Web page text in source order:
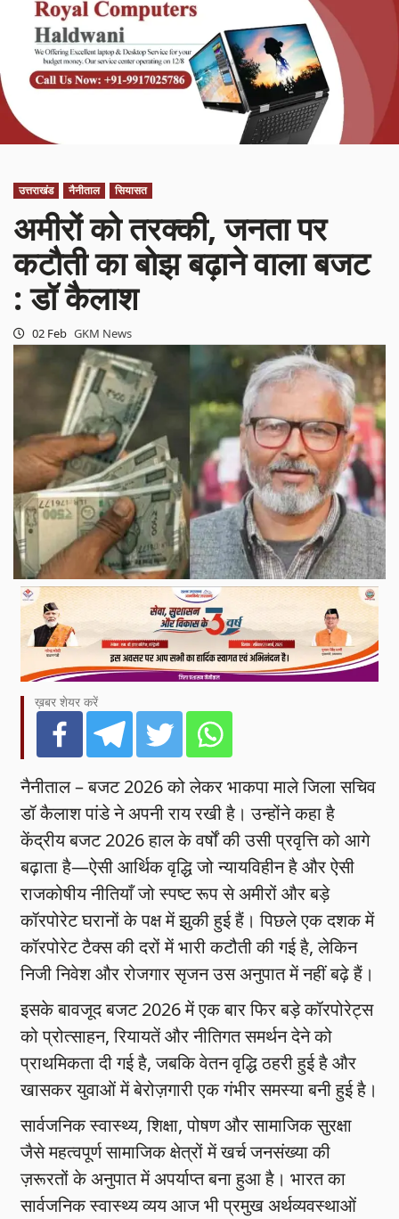
उत्तराखंड नैनीताल सियासत
अमीरों को तरक्की, जनता पर
कटौती का बोझ बढ़ाने वाला बजट
: डॉ कैलाश
02 Feb GKM News
ख़बर शेयर करें
नैनीताल – बजट 2026 को लेकर भाकपा माले जिला सचिव
डॉ कैलाश पांडे ने अपनी राय रखी है। उन्होंने कहा है
केंद्रीय बजट 2026 हाल के वर्षों की उसी प्रवृत्ति को आगे
बढ़ाता है—ऐसी आर्थिक वृद्धि जो न्यायविहीन है और ऐसी
राजकोषीय नीतियाँ जो स्पष्ट रूप से अमीरों और बड़े
कॉरपोरेट घरानों के पक्ष में झुकी हुई हैं। पिछले एक दशक में
कॉरपोरेट टैक्स की दरों में भारी कटौती की गई है, लेकिन
निजी निवेश और रोजगार सृजन उस अनुपात में नहीं बढ़े हैं।
इसके बावजूद बजट 2026 में एक बार फिर बड़े कॉरपोरेट्स
को प्रोत्साहन, रियायतें और नीतिगत समर्थन देने को
प्राथमिकता दी गई है, जबकि वेतन वृद्धि ठहरी हुई है और
खासकर युवाओं में बेरोज़गारी एक गंभीर समस्या बनी हुई है।
सार्वजनिक स्वास्थ्य, शिक्षा, पोषण और सामाजिक सुरक्षा
जैसे महत्वपूर्ण सामाजिक क्षेत्रों में खर्च जनसंख्या की
ज़रूरतों के अनुपात में अपर्याप्त बना हुआ है। भारत का
सार्वजनिक स्वास्थ्य व्यय आज भी प्रमुख अर्थव्यवस्थाओं